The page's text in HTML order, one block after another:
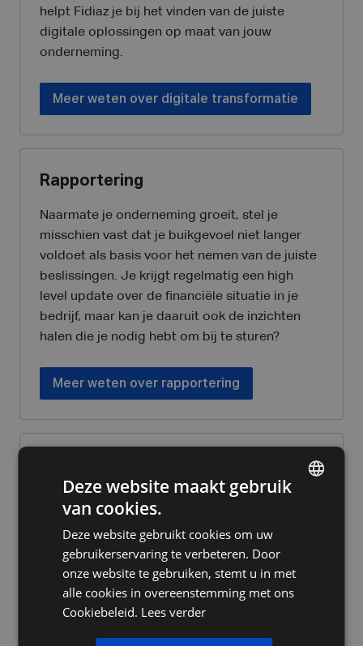
helpt Fidiaz je bij het vinden van de juiste
digitale oplossingen op maat van jouw
onderneming.
Meer weten over digitale transformatie
Rapportering
Naarmate je onderneming groeit, stel je
misschien vast dat je buikgevoel niet langer
voldoet als basis voor het nemen van de juiste
beslissingen. Je krijgt regelmatig een high
level update over de financiële situatie in je
bedrijf, maar kan je daaruit ook de inzichten
halen die je nodig hebt om bij te sturen?
Meer weten over rapportering
Hou je zaak financieel gezond. Belastingen,
kostenplaatje... Dat draait allemaal rond cijfers.
Het optimaliseren van de fiscale gezondheid
van jouw onderneming is onze specialiteit.
Deze website maakt gebruik
van cookies.
Deze website gebruikt cookies om uw
gebruikerservaring te verbeteren. Door
onze website te gebruiken, stemt u in met
alle cookies in overeenstemming met ons
Cookiebeleid. Lees verder